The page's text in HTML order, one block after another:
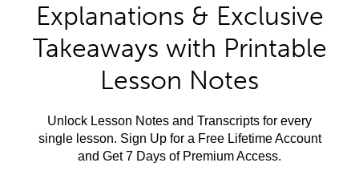
Explanations & Exclusive
Takeaways with Printable
Lesson Notes
Unlock Lesson Notes and Transcripts for every
single lesson. Sign Up for a Free Lifetime Account
and Get 7 Days of Premium Access.